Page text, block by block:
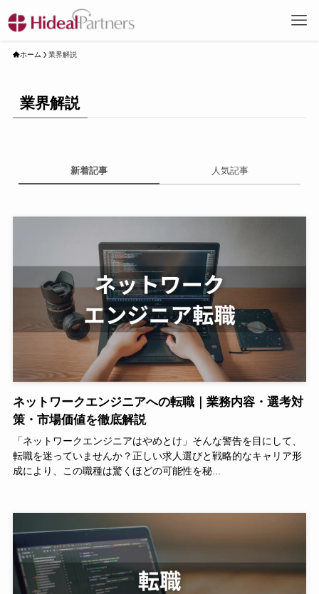
ホーム 業界解説
業界解説
新着記事 人気記事
ネットワークエンジニアへの転職｜業務内容・選考対
策・市場価値を徹底解説
「ネットワークエンジニアはやめとけ」そんな警告を目にして、
転職を迷っていませんか？正しい求人選びと戦略的なキャリア形
成により、この職種は驚くほどの可能性を秘...